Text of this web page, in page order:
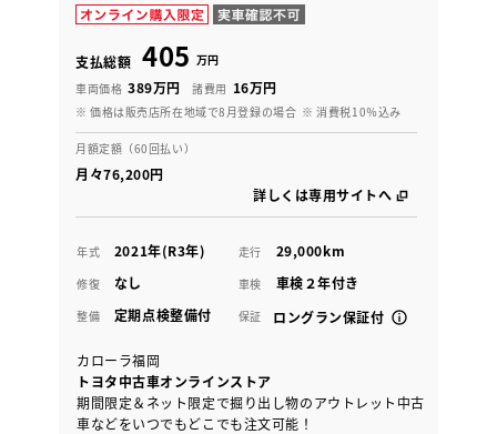
支払総額 405 万円
車両価格 389万円 諸費用 16万円
※ 価格は販売店所在地域で8月登録の場合 ※ 消費税10％込み
月額定額（60回払い）
月々76,200円
詳しくは専用サイトへ
年式 2021年(R3年) 走行 29,000km
修復 なし 車検 車検２年付き
整備 定期点検整備付 保証 ロングラン保証付
カローラ福岡
トヨタ中古車オンラインストア
期間限定＆ネット限定で掘り出し物のアウトレット中古
車などをいつでもどこでも注文可能！